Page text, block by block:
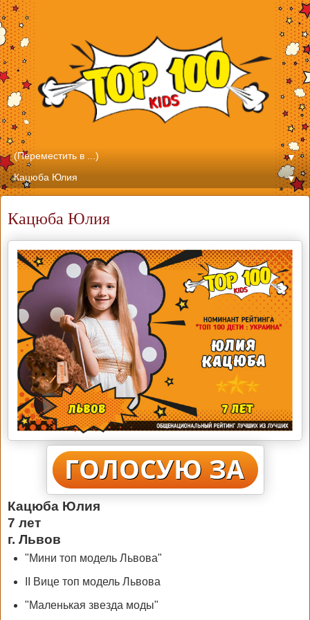
▼
▼
Кацюба Юлия
Кацюба Юлия
7 лет
г. Львов
"Мини топ модель Львова"
II Вице топ модель Львова
"Маленькая звезда моды"